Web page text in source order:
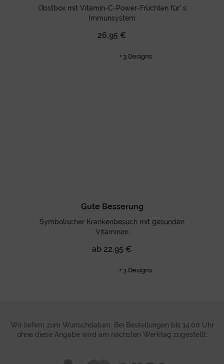
Obstbox mit Vitamin-C-Power-Früchten für' s
Immunsystem
26,95 €
+ 3 Designs
Gute Besserung
Symbolischer Krankenbesuch mit gesunden
Vitaminen
ab 22,95 €
+ 3 Designs
Wir liefern zum Wunschdatum. Bei Bestellungen bis 14:00 Uhr
ohne diese Angabe wird am nächsten Werktag zugestellt.